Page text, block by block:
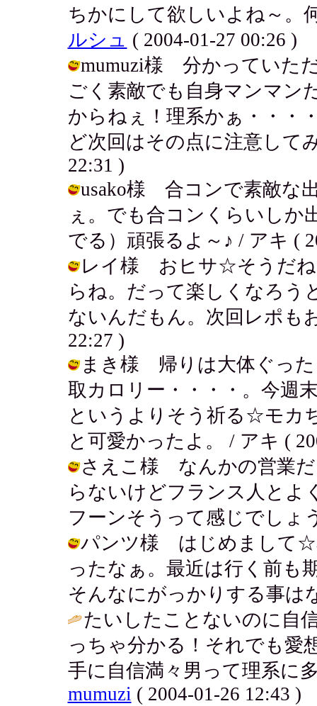
ちかにして欲しいよね～。
ルシュ ( 2004-01-27 00:26 )
mumuzi様 分かっていた
ごく素敵でも自身マンマン
からねぇ！理系かぁ・・・
ど次回はその点に注意して
22:31 )
usako様 合コンで素敵な
ぇ。でも合コンくらいしか
でる）頑張るよ～♪ / アキ (
レイ様 おヒサ☆そうだね
らね。だって楽しくなろう
ないんだもん。次回レポも
22:27 )
まき様 帰りは大体ぐった
取カロリー・・・・。今週
というよりそう祈る☆モカ
と可愛かったよ。 / アキ (
さえこ様 なんかの営業だ
らないけどフランス人とよ
フーンそうって感じでしょ
パンツ様 はじめまして☆
ったなぁ。最近は行く前も
そんなにがっかりする事は
たいしたことないのに自
っちゃ分かる！それでも
手に自信満々男って理系に
mumuzi ( 2004-01-26 12:43 )